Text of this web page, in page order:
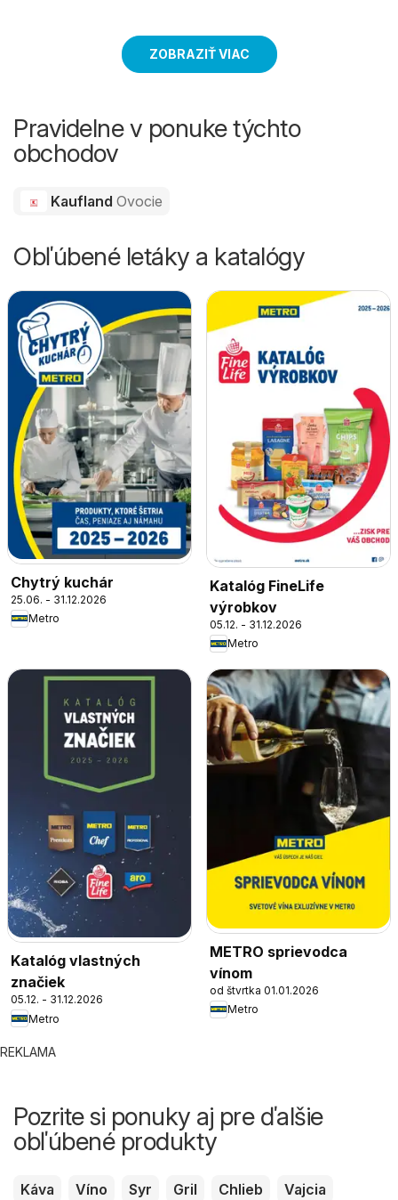
ZOBRAZIŤ VIAC
Pravidelne v ponuke týchto
obchodov
Kaufland Ovocie
Obľúbené letáky a katalógy
Chytrý kuchár
25.06. - 31.12.2026
Metro
Katalóg FineLife
výrobkov
05.12. - 31.12.2026
Metro
Katalóg vlastných
značiek
05.12. - 31.12.2026
Metro
METRO sprievodca
vínom
od štvrtka 01.01.2026
Metro
REKLAMA
Pozrite si ponuky aj pre ďalšie
obľúbené produkty
Káva Víno Syr Gril Chlieb
Vajcia